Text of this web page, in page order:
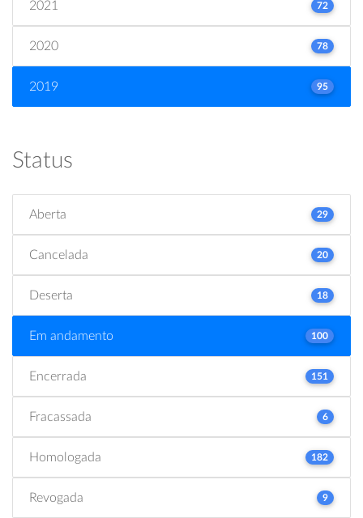
2021 72
2020 78
2019 95
Status
Aberta 29
Cancelada 20
Deserta 18
Em andamento 100
Encerrada 151
Fracassada 6
Homologada 182
Revogada 9